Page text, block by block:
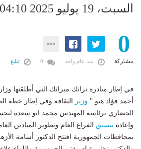
السبت، 19 يوليو 2025 04:10 مـ
0
مشاركة منذ عام واحد تبليغ
في إطار مبادرة تراثك ميراثك التي أطلقتها
أحمد فؤاد هنو " وزير
الثقافة وفي إطار خطة
الحضاري برئاسة المهندس محمد ابو سعده
وإعادة تنسيق الفراغ العام وتطوير الميادين
بمحافظات الجمهورية افتتح الدكتور أسامة